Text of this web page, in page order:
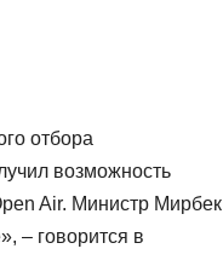
отбора
возможность
Air. Министр Мирбек
– говорится в